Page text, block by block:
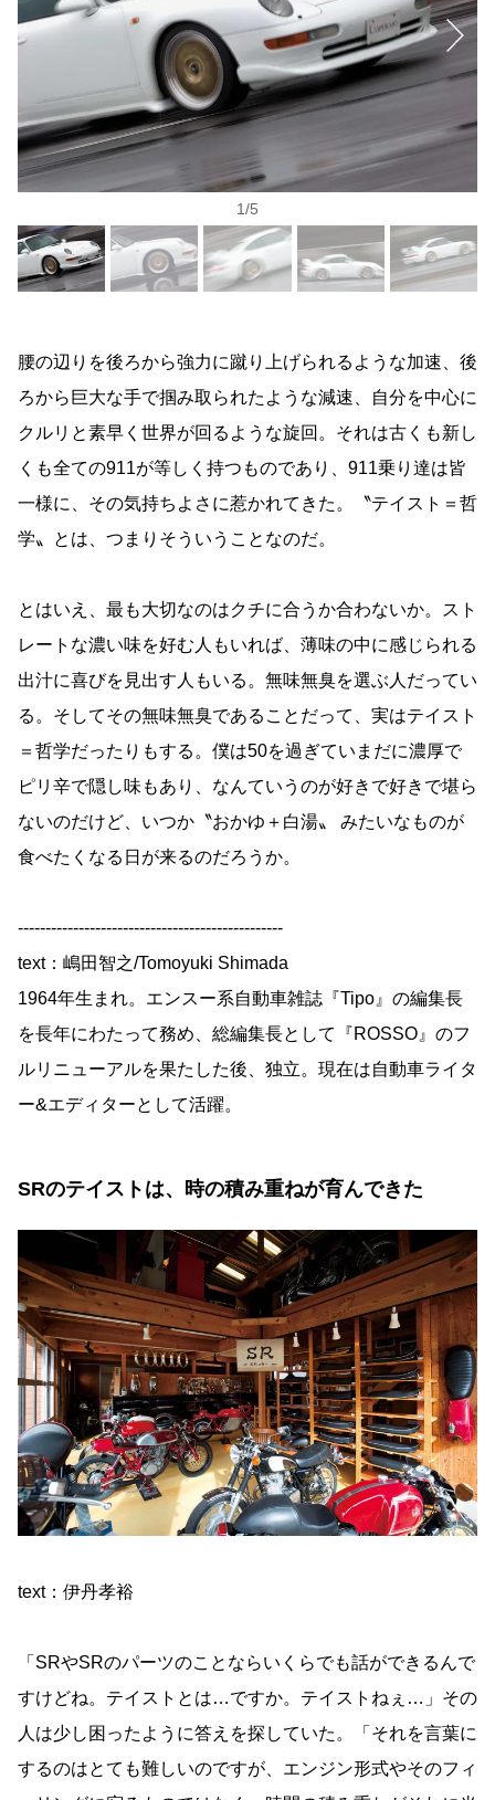
1/5
腰の辺りを後ろから強力に蹴り上げられるような加速、後
ろから巨大な手で掴み取られたような減速、自分を中心に
クルリと素早く世界が回るような旋回。それは古くも新し
くも全ての911が等しく持つものであり、911乗り達は皆
一様に、その気持ちよさに惹かれてきた。〝テイスト＝哲
学〟とは、つまりそういうことなのだ。
とはいえ、最も大切なのはクチに合うか合わないか。スト
レートな濃い味を好む人もいれば、薄味の中に感じられる
出汁に喜びを見出す人もいる。無味無臭を選ぶ人だってい
る。そしてその無味無臭であることだって、実はテイスト
＝哲学だったりもする。僕は50を過ぎていまだに濃厚で
ピリ辛で隠し味もあり、なんていうのが好きで好きで堪ら
ないのだけど、いつか〝おかゆ＋白湯〟 みたいなものが
食べたくなる日が来るのだろうか。
------------------------------------------------
text：嶋田智之/Tomoyuki Shimada
1964年生まれ。エンスー系自動車雑誌『Tipo』の編集長
を長年にわたって務め、総編集長として『ROSSO』のフ
ルリニューアルを果たした後、独立。現在は自動車ライタ
ー&エディターとして活躍。
SRのテイストは、時の積み重ねが育んできた
text：伊丹孝裕
「SRやSRのパーツのことならいくらでも話ができるんで
すけどね。テイストとは…ですか。テイストねぇ…」その
人は少し困ったように答えを探していた。「それを言葉に
するのはとても難しいのですが、エンジン形式やそのフィ